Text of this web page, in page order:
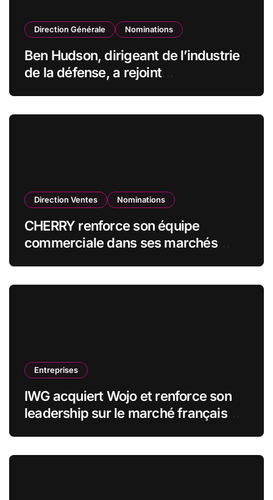
Direction Générale Nominations
Ben Hudson, dirigeant de l’industrie
de la défense, a rejoint
Direction Ventes Nominations
CHERRY renforce son équipe
commerciale dans ses marchés
Entreprises
IWG acquiert Wojo et renforce son
leadership sur le marché français